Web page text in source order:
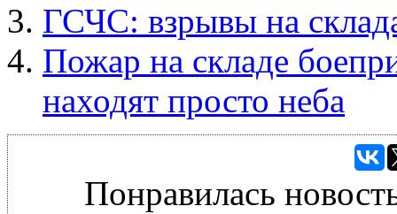
ГСЧС: взрывы на
Пожар на складе
находят просто неба
Понравилась